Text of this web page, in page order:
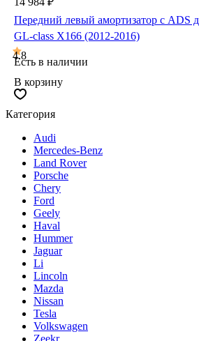
Передний левый амортизатор с ADS
GL-class X166 (2012-2016)
4.8
Есть в наличии
В корзину
Категория
Audi
Mercedes-Benz
Land Rover
Porsche
Chery
Ford
Geely
Haval
Hummer
Jaguar
Li
Lincoln
Mazda
Nissan
Tesla
Volkswagen
Zeekr